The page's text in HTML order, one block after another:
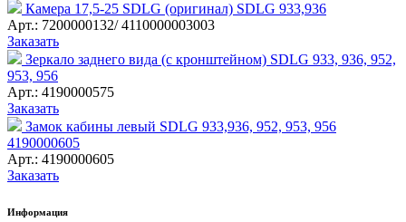
Камера 17,5-25 SDLG (оригинал) SDLG 933,936
Арт.: 7200000132/ 4110000003003
Заказать
Зеркало заднего вида (с кронштейном) SDLG 933, 936, 952,
953, 956
Арт.: 4190000575
Заказать
Замок кабины левый SDLG 933,936, 952, 953, 956
4190000605
Арт.: 4190000605
Заказать
Информация